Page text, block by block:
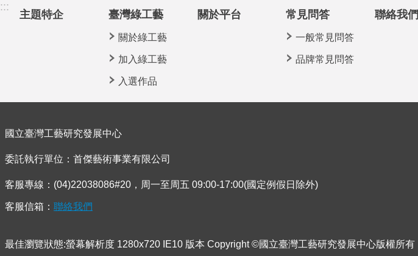
:::
主題特企 臺灣綠工藝
關於綠工藝
加入綠工藝
入選作品
關於平台 常見問答
一般常見問答
品牌常見問答
聯絡我們
國立臺灣工藝研究發展中心
委託執行單位：首傑藝術事業有限公司
客服專線：(04)22038086#20，周一至周五 09:00-17:00(國定例假日除外)
客服信箱： 聯絡我們
最佳瀏覽狀態:螢幕解析度 1280x720 IE10 版本 Copyright ©國立臺灣工藝研究發展中心版權所有